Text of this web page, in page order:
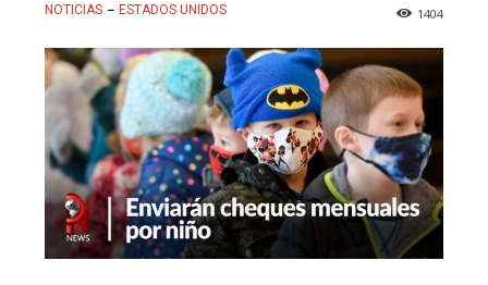
NOTICIAS ESTADOS UNIDOS 1404